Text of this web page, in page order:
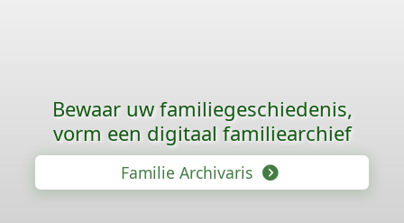
Bewaar uw familie­geschiedenis,
vorm een digitaal familiearchief
Familie Archivaris